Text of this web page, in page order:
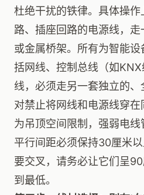
杜绝干扰的铁律。具体操
路、插座回路的电源线，
或金属桥架。所有为智能
括网线、控制总线（如
线，必须走另一套独立的
对禁止将网线和电源线穿
为吊顶空间限制，强弱电
平行间距必须保持30厘米
要交叉，请务必让它们呈
到最低。